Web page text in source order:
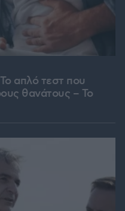
απλό τεστ που
θανάτους – Το